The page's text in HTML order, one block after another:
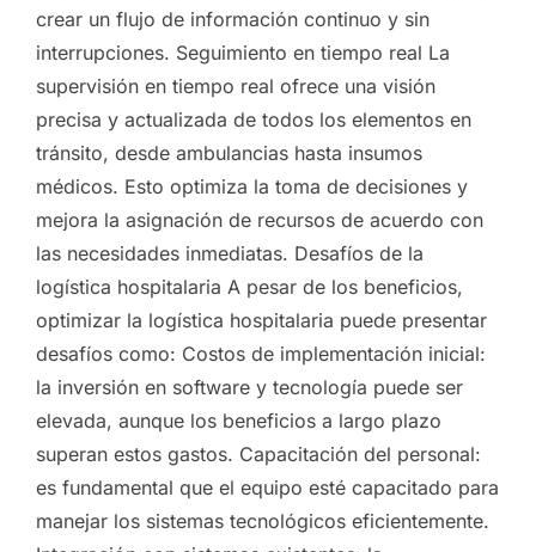
crear un flujo de información continuo y sin
interrupciones. Seguimiento en tiempo real La
supervisión en tiempo real ofrece una visión
precisa y actualizada de todos los elementos en
tránsito, desde ambulancias hasta insumos
médicos. Esto optimiza la toma de decisiones y
mejora la asignación de recursos de acuerdo con
las necesidades inmediatas. Desafíos de la
logística hospitalaria A pesar de los beneficios,
optimizar la logística hospitalaria puede presentar
desafíos como: Costos de implementación inicial:
la inversión en software y tecnología puede ser
elevada, aunque los beneficios a largo plazo
superan estos gastos. Capacitación del personal:
es fundamental que el equipo esté capacitado para
manejar los sistemas tecnológicos eficientemente.